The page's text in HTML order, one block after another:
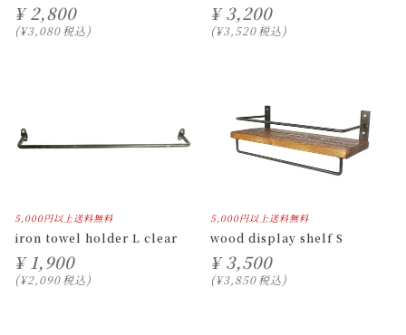
¥ 2,800
¥3,080税込
¥ 3,200
¥3,520税込
5,000円以上送料無料
iron towel holder L clear
¥ 1,900
¥2,090税込
5,000円以上送料無料
wood display shelf S
¥ 3,500
¥3,850税込